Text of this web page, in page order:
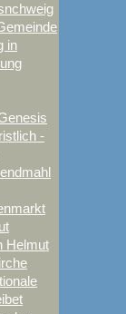
in
-
Helmut